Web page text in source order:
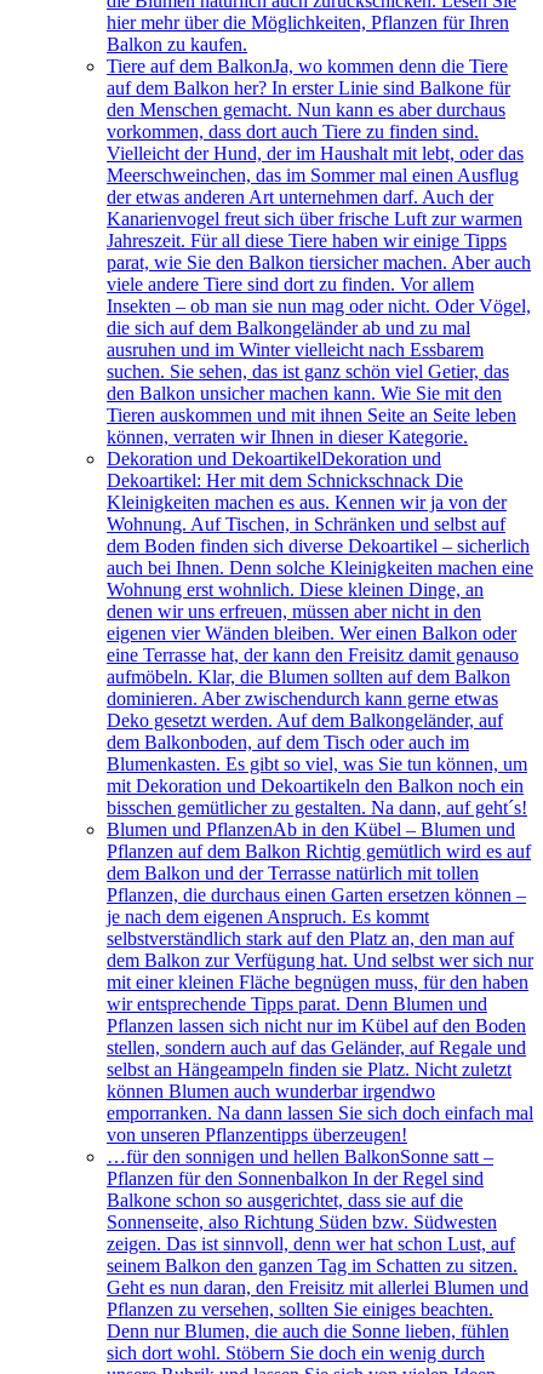
hier mehr über die Möglichkeiten, Pflanzen für Ihren
Balkon zu kaufen.
Tiere auf dem BalkonJa, wo kommen denn die Tiere
auf dem Balkon her? In erster Linie sind Balkone für
den Menschen gemacht. Nun kann es aber durchaus
vorkommen, dass dort auch Tiere zu finden sind.
Vielleicht der Hund, der im Haushalt mit lebt, oder das
Meerschweinchen, das im Sommer mal einen Ausflug
der etwas anderen Art unternehmen darf. Auch der
Kanarienvogel freut sich über frische Luft zur warmen
Jahreszeit. Für all diese Tiere haben wir einige Tipps
parat, wie Sie den Balkon tiersicher machen. Aber auch
viele andere Tiere sind dort zu finden. Vor allem
Insekten – ob man sie nun mag oder nicht. Oder Vögel,
die sich auf dem Balkongeländer ab und zu mal
ausruhen und im Winter vielleicht nach Essbarem
suchen. Sie sehen, das ist ganz schön viel Getier, das
den Balkon unsicher machen kann. Wie Sie mit den
Tieren auskommen und mit ihnen Seite an Seite leben
können, verraten wir Ihnen in dieser Kategorie.
Dekoration und DekoartikelDekoration und
Dekoartikel: Her mit dem Schnickschnack Die
Kleinigkeiten machen es aus. Kennen wir ja von der
Wohnung. Auf Tischen, in Schränken und selbst auf
dem Boden finden sich diverse Dekoartikel – sicherlich
auch bei Ihnen. Denn solche Kleinigkeiten machen eine
Wohnung erst wohnlich. Diese kleinen Dinge, an
denen wir uns erfreuen, müssen aber nicht in den
eigenen vier Wänden bleiben. Wer einen Balkon oder
eine Terrasse hat, der kann den Freisitz damit genauso
aufmöbeln. Klar, die Blumen sollten auf dem Balkon
dominieren. Aber zwischendurch kann gerne etwas
Deko gesetzt werden. Auf dem Balkongeländer, auf
dem Balkonboden, auf dem Tisch oder auch im
Blumenkasten. Es gibt so viel, was Sie tun können, um
mit Dekoration und Dekoartikeln den Balkon noch ein
bisschen gemütlicher zu gestalten. Na dann, auf geht´s!
Blumen und PflanzenAb in den Kübel – Blumen und
Pflanzen auf dem Balkon Richtig gemütlich wird es auf
dem Balkon und der Terrasse natürlich mit tollen
Pflanzen, die durchaus einen Garten ersetzen können –
je nach dem eigenen Anspruch. Es kommt
selbstverständlich stark auf den Platz an, den man auf
dem Balkon zur Verfügung hat. Und selbst wer sich nur
mit einer kleinen Fläche begnügen muss, für den haben
wir entsprechende Tipps parat. Denn Blumen und
Pflanzen lassen sich nicht nur im Kübel auf den Boden
stellen, sondern auch auf das Geländer, auf Regale und
selbst an Hängeampeln finden sie Platz. Nicht zuletzt
können Blumen auch wunderbar irgendwo
emporranken. Na dann lassen Sie sich doch einfach mal
von unseren Pflanzentipps überzeugen!
…für den sonnigen und hellen BalkonSonne satt –
Pflanzen für den Sonnenbalkon In der Regel sind
Balkone schon so ausgerichtet, dass sie auf die
Sonnenseite, also Richtung Süden bzw. Südwesten
zeigen. Das ist sinnvoll, denn wer hat schon Lust, auf
seinem Balkon den ganzen Tag im Schatten zu sitzen.
Geht es nun daran, den Freisitz mit allerlei Blumen und
Pflanzen zu versehen, sollten Sie einiges beachten.
Denn nur Blumen, die auch die Sonne lieben, fühlen
sich dort wohl. Stöbern Sie doch ein wenig durch